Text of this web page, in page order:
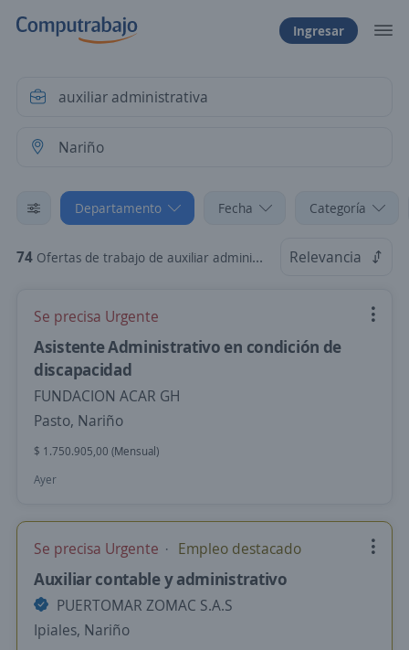
Ingresar
Departamento Fecha Categoría
74 Ofertas de trabajo de auxiliar administrativa en Nariño Relevancia
Se precisa Urgente
Asistente Administrativo en condición de
discapacidad
FUNDACION ACAR GH
Pasto, Nariño
$ 1.750.905,00 (Mensual)
Ayer
Se precisa Urgente Empleo destacado
Auxiliar contable y administrativo
PUERTOMAR ZOMAC S.A.S
Ipiales, Nariño